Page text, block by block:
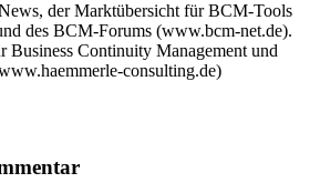
der Marktübersicht für BCM-Tools
des BCM-Forums (www.bcm-net.de).
Business Continuity Management und
consulting.de)